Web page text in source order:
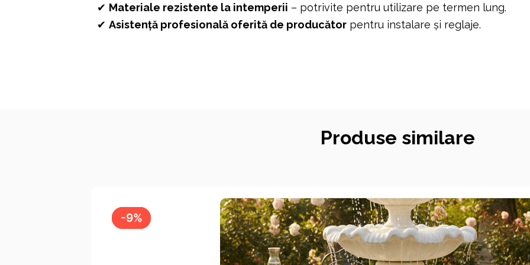
✔ Materiale rezistente la intemperii – potrivite pentru utilizare pe termen lung.
✔Asistență profesională oferită de producător pentru instalare și reglaje.
Produse similare
-9%
-9%